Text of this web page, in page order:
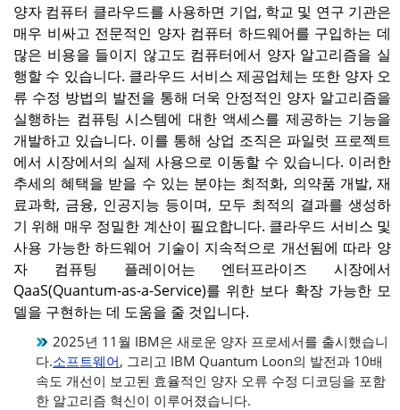
양자 컴퓨터 클라우드를 사용하면 기업, 학교 및 연구 기관은
매우 비싸고 전문적인 양자 컴퓨터 하드웨어를 구입하는 데
많은 비용을 들이지 않고도 컴퓨터에서 양자 알고리즘을 실
행할 수 있습니다. 클라우드 서비스 제공업체는 또한 양자 오
류 수정 방법의 발전을 통해 더욱 안정적인 양자 알고리즘을
실행하는 컴퓨팅 시스템에 대한 액세스를 제공하는 기능을
개발하고 있습니다. 이를 통해 상업 조직은 파일럿 프로젝트
에서 시장에서의 실제 사용으로 이동할 수 있습니다. 이러한
추세의 혜택을 받을 수 있는 분야는 최적화, 의약품 개발, 재
료과학, 금융, 인공지능 등이며, 모두 최적의 결과를 생성하
기 위해 매우 정밀한 계산이 필요합니다. 클라우드 서비스 및
사용 가능한 하드웨어 기술이 지속적으로 개선됨에 따라 양
자 컴퓨팅 플레이어는 엔터프라이즈 시장에서
QaaS(Quantum-as-a-Service)를 위한 보다 확장 가능한 모
델을 구현하는 데 도움을 줄 것입니다.
2025년 11월 IBM은 새로운 양자 프로세서를 출시했습니
다.소프트웨어, 그리고 IBM Quantum Loon의 발전과 10배
속도 개선이 보고된 효율적인 양자 오류 수정 디코딩을 포함
한 알고리즘 혁신이 이루어졌습니다.